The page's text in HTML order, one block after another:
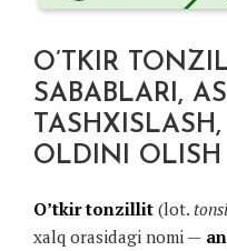
O’TKIR
SABABLARI,
OLDINI OLISH
O’tkir tonzillit (lot.
xalq orasidagi nomi —